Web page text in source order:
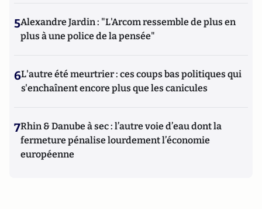
5Alexandre Jardin : "L'Arcom ressemble de plus en
plus à une police de la pensée"
6L'autre été meurtrier : ces coups bas politiques qui
s'enchaînent encore plus que les canicules
7Rhin & Danube à sec : l’autre voie d’eau dont la
fermeture pénalise lourdement l’économie
européenne